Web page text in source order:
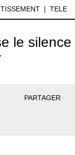
| TELE
le
PARTAGER